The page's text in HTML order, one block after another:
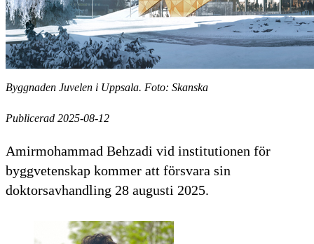
Byggnaden Juvelen i Uppsala. Foto: Skanska
Publicerad 2025-08-12
Amirmohammad Behzadi vid institutionen för
byggvetenskap kommer att försvara sin
doktorsavhandling 28 augusti 2025.